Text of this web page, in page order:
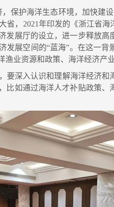
保护海洋生态环境，加快建
省，2021年印发的《浙江省
发展厅的设立，进一步释放
发展空间的“蓝海”。在这一
业资源和政策、海洋经济产
深入认识和理解海洋经济和
比如通过海洋人才补贴政策